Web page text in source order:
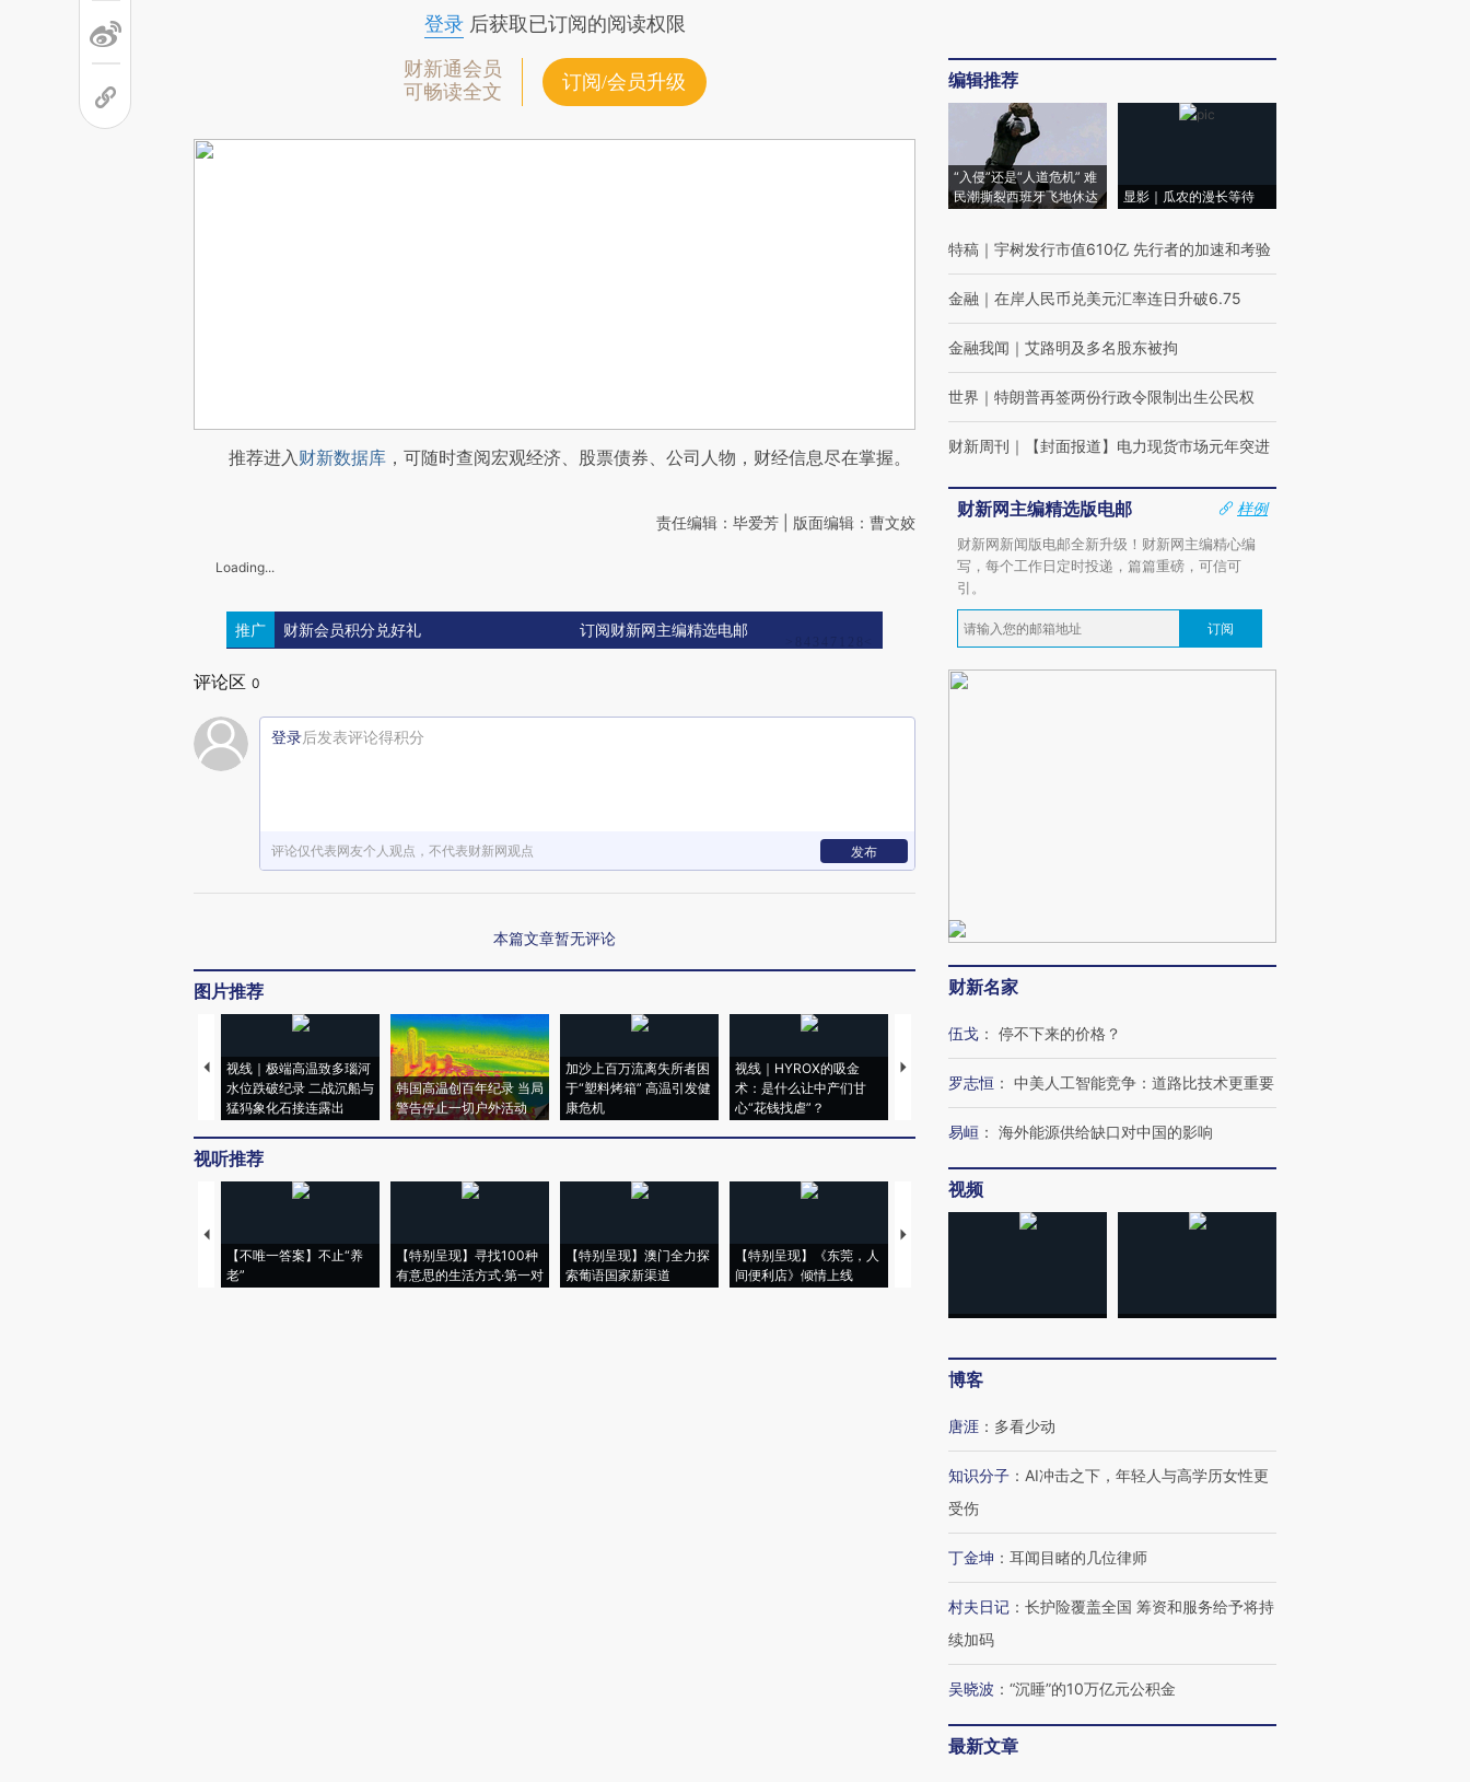
登录后获取已订阅的阅读权限
财新通会员
可畅读全文
订阅/会员升级
推荐进入财新数据库 ，可随时查阅宏观经济、股票债券、公司人物，财经信息尽在掌握。
责任编辑：毕爱芳 | 版面编辑：曹文姣
Loading...
推广 财新会员积分兑好礼 订阅财新网主编精选电邮
评论区 0
登录后发表评论得积分
评论仅代表网友个人观点，不代表财新网观点 发布
本篇文章暂无评论
图片推荐
视线｜极端高温致多瑙河
水位跌破纪录 二战沉船与
猛犸象化石接连露出
韩国高温创百年纪录 当局
警告停止一切户外活动
加沙上百万流离失所者困
于“塑料烤箱” 高温引发健
康危机
视线｜HYROX的吸金
术：是什么让中产们甘
心“花钱找虐”？
马航飞行员跨国走私7万
粒摇头丸 尿检体内含3种
度Z世代 用街头抗争将教
育部长拱下台
机”？难民潮撕裂西班牙
飞地休达
视听推荐
【不唯一答案】不止“养
老”
【特别呈现】寻找100种
有意思的生活方式·第一对
【特别呈现】澳门全力探
索葡语国家新渠道
【特别呈现】《东莞，人
间便利店》倾情上线
【推广】走进第四届链博
编辑推荐
“入侵”还是“人道危机” 难
民潮撕裂西班牙飞地休达
显影｜瓜农的漫长等待
特稿 ｜ 宇树发行市值610亿 先行者的加速和考验
金融 ｜ 在岸人民币兑美元汇率连日升破6.75
金融我闻 ｜ 艾路明及多名股东被拘
世界 ｜ 特朗普再签两份行政令限制出生公民权
财新周刊 ｜ 【封面报道】电力现货市场元年突进
财新网主编精选版电邮
样例
财新网新闻版电邮全新升级！财新网主编精心编
写，每个工作日定时投递，篇篇重磅，可信可
引。
订阅
财新名家
伍戈 ： 停不下来的价格？
罗志恒 ： 中美人工智能竞争：道路比技术更重要
易峘 ： 海外能源供给缺口对中国的影响
视频
博客
唐涯 ： 多看少动
知识分子 ： AI冲击之下，年轻人与高学历女性更
受伤
丁金坤 ： 耳闻目睹的几位律师
村夫日记 ： 长护险覆盖全国 筹资和服务给予将持
续加码
吴晓波 ： “沉睡”的10万亿元公积金
最新文章